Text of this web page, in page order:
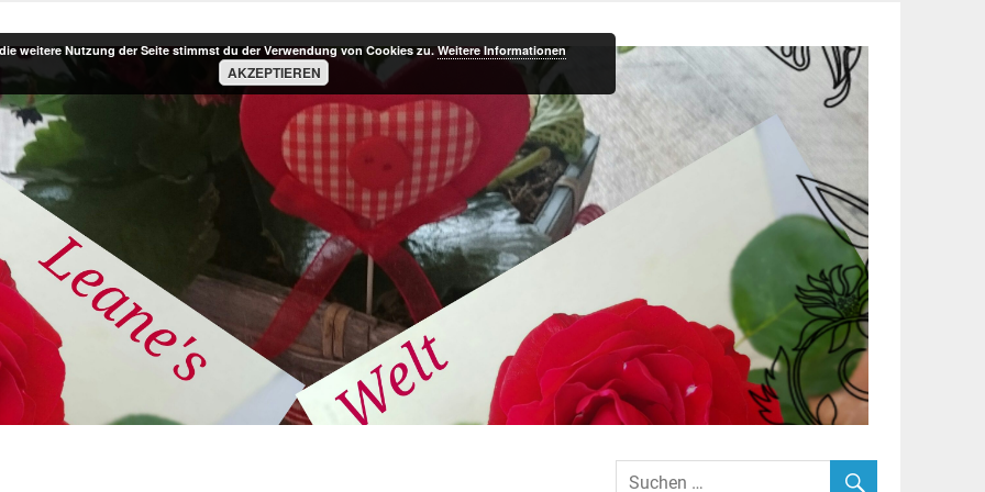
weitere Nutzung der Seite stimmst du der Verwendung von Cookies zu.Weitere Informationen
AKZEPTIEREN